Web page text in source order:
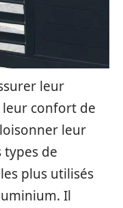
leur
confort de
leur
types de
plus utilisés
Il